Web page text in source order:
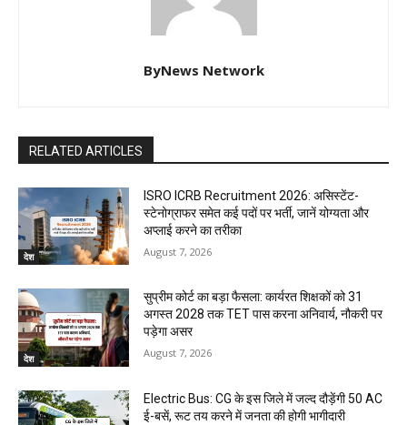
ByNews Network
RELATED ARTICLES
देश
ISRO ICRB Recruitment 2026: असिस्टेंट-
स्टेनोग्राफर समेत कई पदों पर भर्ती, जानें योग्यता और
अप्लाई करने का तरीका
August 7, 2026
देश
सुप्रीम कोर्ट का बड़ा फैसला: कार्यरत शिक्षकों को 31
अगस्त 2028 तक TET पास करना अनिवार्य, नौकरी पर
पड़ेगा असर
August 7, 2026
Electric Bus: CG के इस जिले में जल्द दौड़ेंगी 50 AC
ई-बसें, रूट तय करने में जनता की होगी भागीदारी